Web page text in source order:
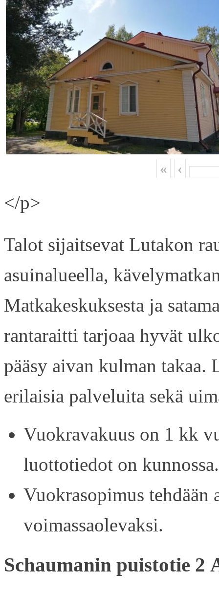
« ‹
</p>
Talot sijaitsevat Lutakon
asuinalueella,
Matkakeskuksesta ja
rantaraitti tarjoaa hyvät
pääsy aivan kulman
erilaisia palveluita sekä
Vuokravakuus on 1 kk
luottotiedot on kunnossa.
Vuokrasopimus tehdään
voimassaolevaksi.
Schaumanin puistotie 2